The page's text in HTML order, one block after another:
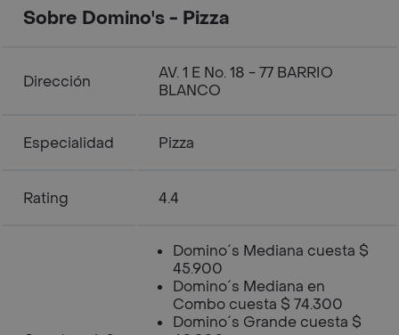
Sobre Domino's - Pizza
Dirección
AV. 1 E No. 18 - 77 BARRIO
BLANCO
Especialidad Pizza
Rating 4.4
Domino´s Mediana cuesta $
45.900
Domino´s Mediana en
Combo cuesta $ 74.300
Domino´s Grande cuesta $